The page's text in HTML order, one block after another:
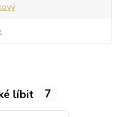
líbit 7